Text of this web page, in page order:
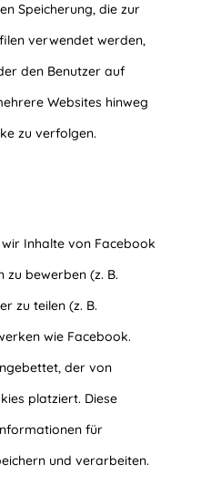
Speicherung, die zur
verwendet werden,
den Benutzer auf
Websites hinweg
zu verfolgen.
Inhalte von Facebook
zu bewerben (z. B.
zu teilen (z. B.
wie Facebook.
der von
platziert. Diese
für
und verarbeiten.